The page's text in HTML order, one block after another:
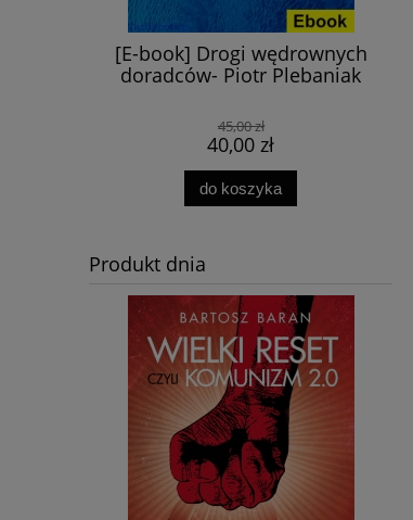
[E-book] Drogi wędrownych
doradców- Piotr Plebaniak
45,00 zł
40,00 zł
do koszyka
Produkt dnia